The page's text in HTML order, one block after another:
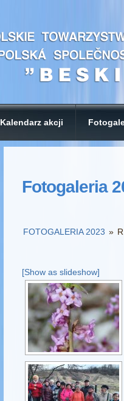
Kalendarz akcji
Fotogaleria
FOTOGALERIA 2023 »
[Show as slideshow]